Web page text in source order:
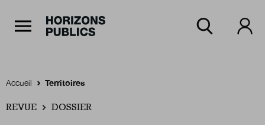
Accueil
Accueil Territoires
REVUE DOSSIER